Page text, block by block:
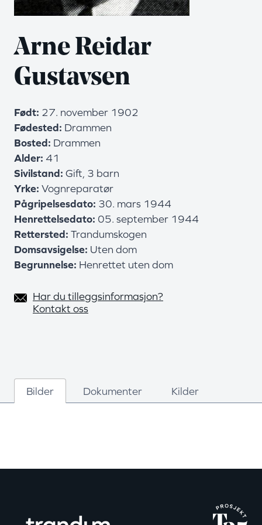
Arne Reidar
Gustavsen
Født 27. november 1902
Fødested Drammen
Bosted Drammen
Alder 41
Sivilstand Gift, 3 barn
Yrke Vognreparatør
Pågripelsesdato 30. mars 1944
Henrettelsedato 05. september 1944
Rettersted Trandumskogen
Domsavsigelse Uten dom
Begrunnelse Henrettet uten dom
Har du tilleggsinformasjon?
Kontakt oss
Bilder Dokumenter Kilder